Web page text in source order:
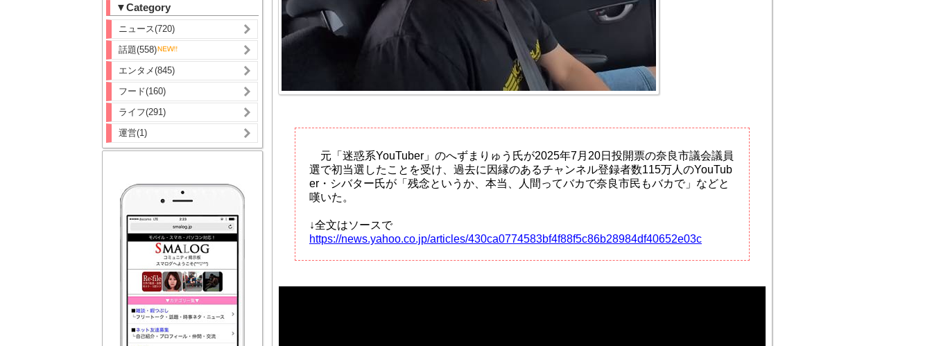
▼Category
ニュース(720)
話題(558)
エンタメ(845)
フード(160)
ライフ(291)
運営(1)
元「迷惑系YouTuber」のへずまりゅう氏が2025年7月20日投開票の奈良市議会議員
選で初当選したことを受け、過去に因縁のあるチャンネル登録者数115万人のYouTub
er・シバター氏が「残念というか、本当、人間ってバカで奈良市民もバカで」などと
嘆いた。
↓全文はソースで
https://news.yahoo.co.jp/articles/430ca0774583bf4f88f5c86b28984df40652e03c